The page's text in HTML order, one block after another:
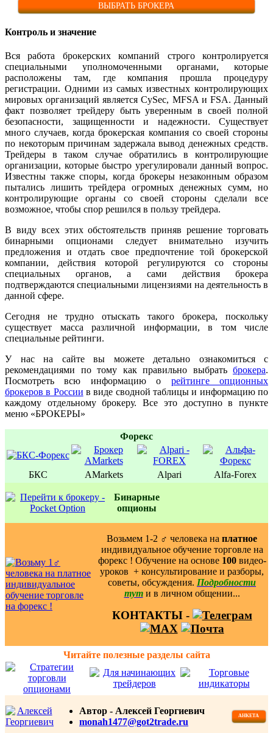
ВЫБРАТЬ БРОКЕРА
Контроль и значение
Вся работа брокерских компаний строго контролируется
специальными уполномоченными органами, которые
расположены там, где компания прошла процедуру
регистрации. Одними из самых известных контролирующих
мировых организаций является CySec, MFSA и FSA. Данный
факт позволяет трейдеру быть уверенным в своей полной
безопасности, защищенности и надежности. Существует
много случаев, когда брокерская компания со своей стороны
по некоторым причинам задержала вывод денежных средств.
Трейдеры в таком случае обратились в контролирующие
организации, которые быстро урегулировали данный вопрос.
Известны также споры, когда брокеры незаконным образом
пытались лишить трейдера огромных денежных сумм, но
контролирующие органы со своей стороны сделали все
возможное, чтобы спор решился в пользу трейдера.
В виду всех этих обстоятельств приняв решение торговать
бинарными опционами следует внимательно изучить
предложения и отдать свое предпочтение той брокерской
компании, действия которой регулируются со стороны
специальных органов, а сами действия брокера
подтверждаются специальными лицензиями на деятельность в
данной сфере.
Сегодня не трудно отыскать такого брокера, поскольку
существует масса различной информации, в том числе
специальные рейтинги.
У нас на сайте вы можете детально ознакомиться с
рекомендациями по тому как правильно выбрать брокера.
Посмотреть всю информацию о рейтинге опционных
брокеров в России в виде сводной таблицы и информацию по
каждому отдельному брокеру. Все это доступно в пункте
меню «БРОКЕРЫ»
Форекс
БКС AMarkets Alpari Alfa-Forex
Бинаpные
oпционы
Возьмем 1-2 ‍♂️ человека на платное
индивидуальное обучение торговле на
форекс ! Обучение на основе 100видео-
уроков ️ + консультирование и разборы,
советы, обсуждения. Подробности
тут и в личном общении...
КОНТАКТЫ -
Читайте полезные разделы сайта
Автор - Алексей Георгиевич
monah1477@got2trade.ru
АНКЕТА